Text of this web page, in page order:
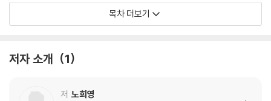
삼거리푸줏간 : 브랜드에 닥친 위기, 절망 대신 해야 할 일을 찾는다
퍼스트+에이드 : 포스트 코로나 시대, 브랜드의 방향을 제시하다
“무모한 도전이 아닌 계획된 도전을 한다”
백설 : 지켜야 할 자산을 아는 것이 리뉴얼의 시작
목차 더보기
저자 소개 1
저 노희영